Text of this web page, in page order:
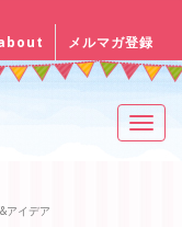
メルマガ登録
アイデア